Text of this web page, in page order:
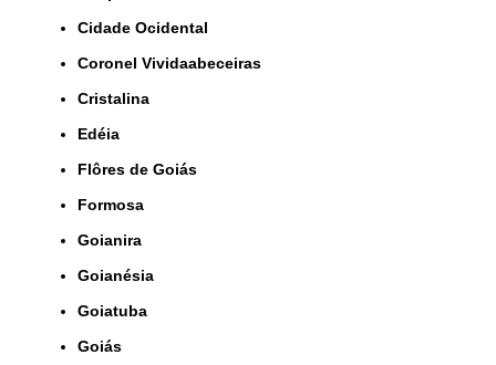
Cidade Ocidental
Coronel Vividaabeceiras
Cristalina
Edéia
Flôres de Goiás
Formosa
Goianira
Goianésia
Goiatuba
Goiás